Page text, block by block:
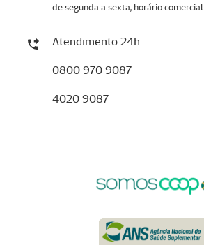
de segunda a sexta, horário comercial
Atendimento 24h
0800 970 9087
4020 9087